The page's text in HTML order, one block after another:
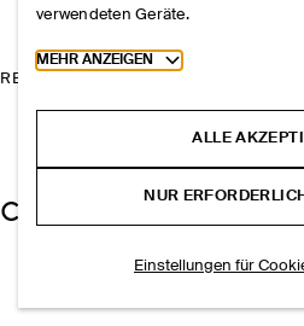
RECHTLICHES
verwendeten Geräte.
Toggle more cookie information
MEHR ANZEIGEN
ALLE
NUR
Einstellungen für